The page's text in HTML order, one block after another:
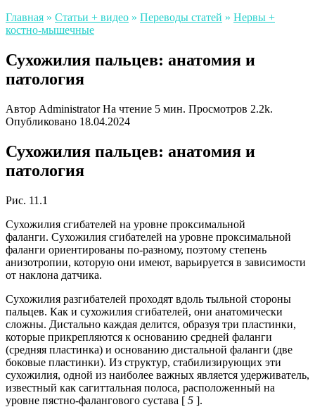
Главная » Статьи + видео » Переводы статей » Нервы +
костно-мышечные
Сухожилия пальцев: анатомия и
патология
Автор Administrator На чтение 5 мин. Просмотров 2.2k.
Опубликовано 18.04.2024
Сухожилия пальцев: анатомия и
патология
Рис. 11.1
Сухожилия сгибателей на уровне проксимальной
фаланги. Сухожилия сгибателей на уровне проксимальной
фаланги ориентированы по-разному, поэтому степень
анизотропии, которую они имеют, варьируется в зависимости
от наклона датчика.
Сухожилия разгибателей проходят вдоль тыльной стороны
пальцев. Как и сухожилия сгибателей, они анатомически
сложны. Дистально каждая делится, образуя три пластинки,
которые прикрепляются к основанию средней фаланги
(средняя пластинка) и основанию дистальной фаланги (две
боковые пластинки). Из структур, стабилизирующих эти
сухожилия, одной из наиболее важных является удерживатель,
известный как сагиттальная полоса, расположенный на
уровне пястно-фалангового сустава [ 5 ].